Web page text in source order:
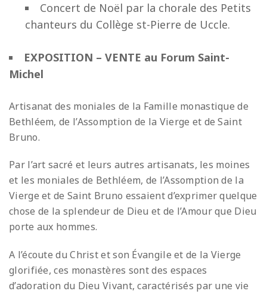
Concert de Noël par la chorale des Petits
chanteurs du Collège st-Pierre de Uccle.
EXPOSITION – VENTE au Forum Saint-
Michel
Artisanat des moniales de la Famille monastique de
Bethléem, de l’Assomption de la Vierge et de Saint
Bruno.
Par l’art sacré et leurs autres artisanats, les moines
et les moniales de Bethléem, de l’Assomption de la
Vierge et de Saint Bruno essaient d’exprimer quelque
chose de la splendeur de Dieu et de l’Amour que Dieu
porte aux hommes.
A l’écoute du Christ et son Évangile et de la Vierge
glorifiée, ces monastères sont des espaces
d’adoration du Dieu Vivant, caractérisés par une vie